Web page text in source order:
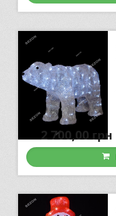
2 700,00грн